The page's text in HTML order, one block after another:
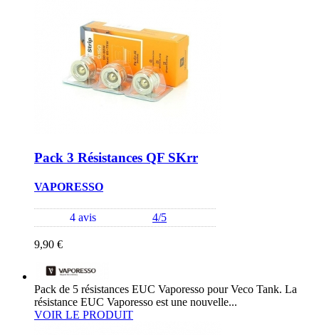
Pack 3 Résistances QF SKrr
VAPORESSO
4 avis 4/5
9,90 €
Pack de 5 résistances EUC Vaporesso pour Veco Tank. La
résistance EUC Vaporesso est une nouvelle...
VOIR LE PRODUIT